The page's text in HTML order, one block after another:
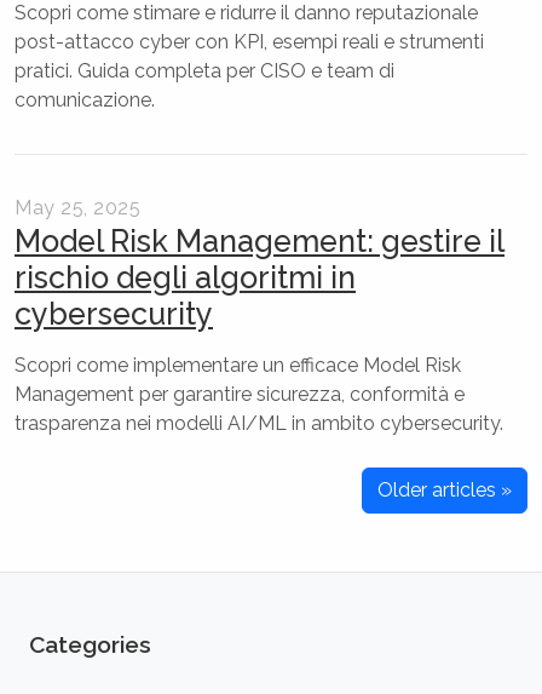
Scopri come stimare e ridurre il danno reputazionale
post-attacco cyber con KPI, esempi reali e strumenti
pratici. Guida completa per CISO e team di
comunicazione.
May 25, 2025
Model Risk Management: gestire il
rischio degli algoritmi in
cybersecurity
Scopri come implementare un efficace Model Risk
Management per garantire sicurezza, conformità e
trasparenza nei modelli AI/ML in ambito cybersecurity.
Older articles »
Categories